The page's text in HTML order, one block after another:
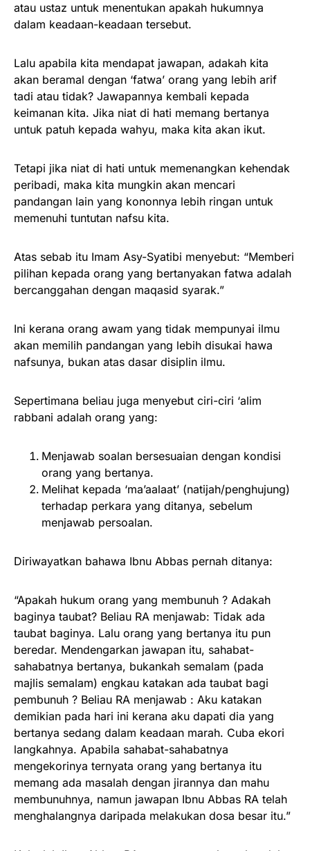
atau ustaz untuk menentukan apakah hukumnya
dalam keadaan-keadaan tersebut.
Lalu apabila kita mendapat jawapan, adakah kita
akan beramal dengan ‘fatwa’ orang yang lebih arif
tadi atau tidak? Jawapannya kembali kepada
keimanan kita. Jika niat di hati memang bertanya
untuk patuh kepada wahyu, maka kita akan ikut.
Tetapi jika niat di hati untuk memenangkan kehendak
peribadi, maka kita mungkin akan mencari
pandangan lain yang kononnya lebih ringan untuk
memenuhi tuntutan nafsu kita.
Atas sebab itu Imam Asy-Syatibi menyebut: “Memberi
pilihan kepada orang yang bertanyakan fatwa adalah
bercanggahan dengan maqasid syarak.”
Ini kerana orang awam yang tidak mempunyai ilmu
akan memilih pandangan yang lebih disukai hawa
nafsunya, bukan atas dasar disiplin ilmu.
Sepertimana beliau juga menyebut ciri-ciri ‘alim
rabbani adalah orang yang:
Menjawab soalan bersesuaian dengan kondisi
orang yang bertanya.
Melihat kepada ‘ma’aalaat’ (natijah/penghujung)
terhadap perkara yang ditanya, sebelum
menjawab persoalan.
Diriwayatkan bahawa Ibnu Abbas pernah ditanya:
“Apakah hukum orang yang membunuh ? Adakah
baginya taubat? Beliau RA menjawab: Tidak ada
taubat baginya. Lalu orang yang bertanya itu pun
beredar. Mendengarkan jawapan itu, sahabat-
sahabatnya bertanya, bukankah semalam (pada
majlis semalam) engkau katakan ada taubat bagi
pembunuh ? Beliau RA menjawab : Aku katakan
demikian pada hari ini kerana aku dapati dia yang
bertanya sedang dalam keadaan marah. Cuba ekori
langkahnya. Apabila sahabat-sahabatnya
mengekorinya ternyata orang yang bertanya itu
memang ada masalah dengan jirannya dan mahu
membunuhnya, namun jawapan Ibnu Abbas RA telah
menghalangnya daripada melakukan dosa besar itu.”